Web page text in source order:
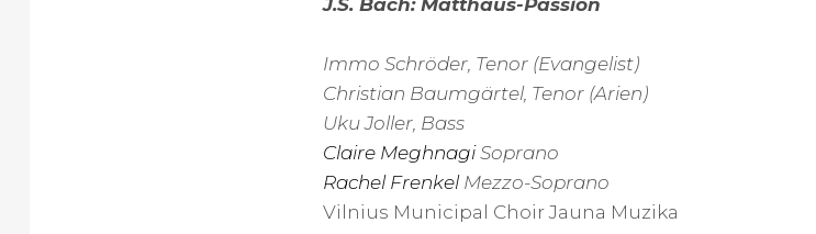
J.S. Bach: Matthäus-Passion
Immo Schröder, Tenor (Evangelist)
Christian Baumgärtel, Tenor (Arien)
Uku Joller, Bass
Claire MeghnagiSoprano
Rachel FrenkelMezzo-Soprano
Vilnius Municipal Choir Jauna Muzika